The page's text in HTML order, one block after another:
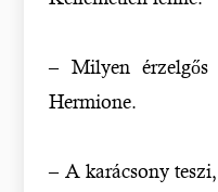
– Milyen
Hermione.
– A karácsony